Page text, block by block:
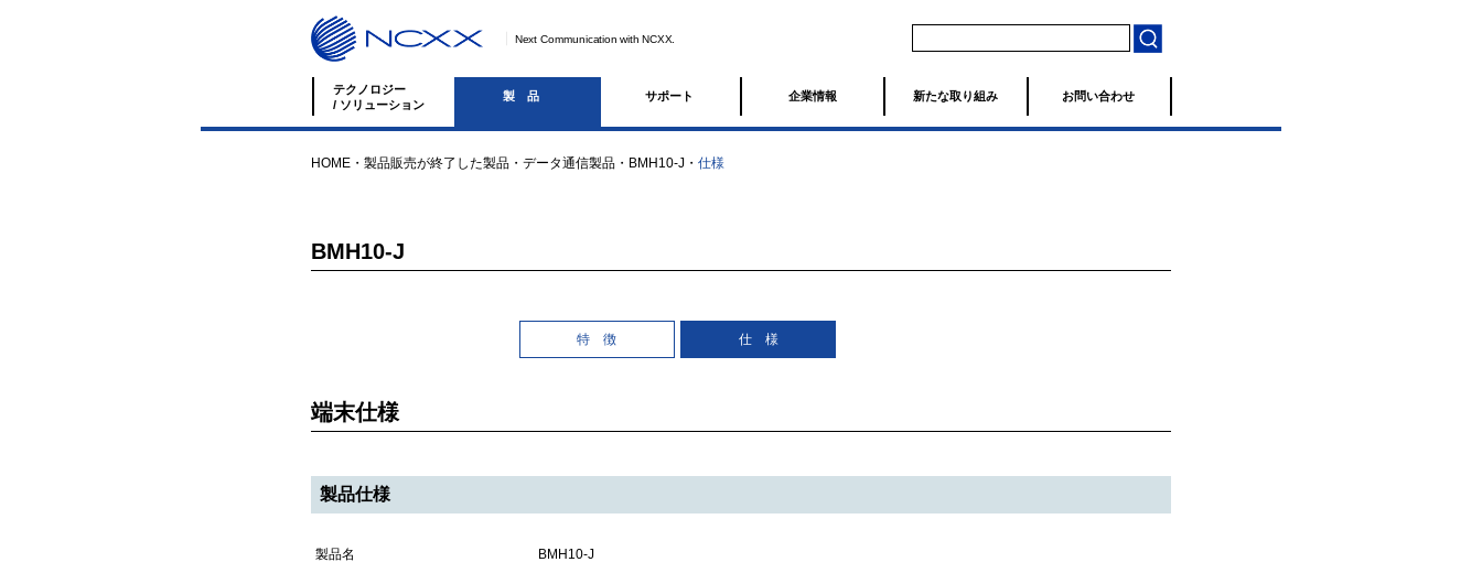
Next Communication with NCXX.
テクノロジー
/ ソリューション
製品 サポート 企業情報 新たな取り組み お問い合わせ
HOME ・ 製品販売が終了した製品 ・ データ通信製品 ・ BMH10-J ・ 仕様
BMH10-J
特 徴 仕 様
端末仕様
製品仕様
製品名
BMH10-J